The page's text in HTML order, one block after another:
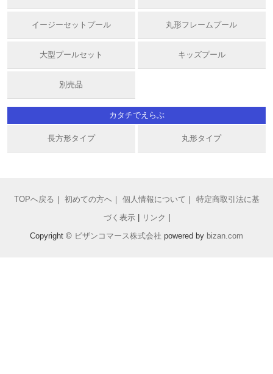
イージーセットプール 丸形フレームプール
大型プールセット キッズプール
別売品
カタチでえらぶ
長方形タイプ 丸形タイプ
TOPへ戻る ｜ 初めての方へ｜ 個人情報について ｜ 特定商取引法に基
づく表示| リンク
Copyright © ビザンコマース株式会社 powered by bizan.com